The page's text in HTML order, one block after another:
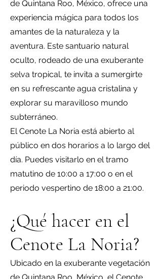
de Quintana Roo, México, ofrece una
experiencia mágica para todos los
amantes de la naturaleza y la
aventura. Este santuario natural
oculto, rodeado de una exuberante
selva tropical, te invita a sumergirte
en su refrescante agua cristalina y
explorar su maravilloso mundo
subterráneo.
El Cenote La Noria está abierto al
público en dos horarios a lo largo del
día. Puedes visitarlo en el tramo
matutino de 10:00 a 17:00 o en el
periodo vespertino de 18:00 a 21:00.
¿Qué hacer en el
Cenote La Noria?
Ubicado en la exuberante vegetación